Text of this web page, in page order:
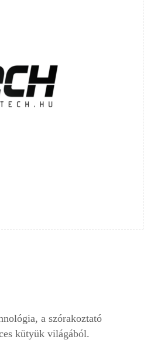
a szórakoztató
kütyük világából.